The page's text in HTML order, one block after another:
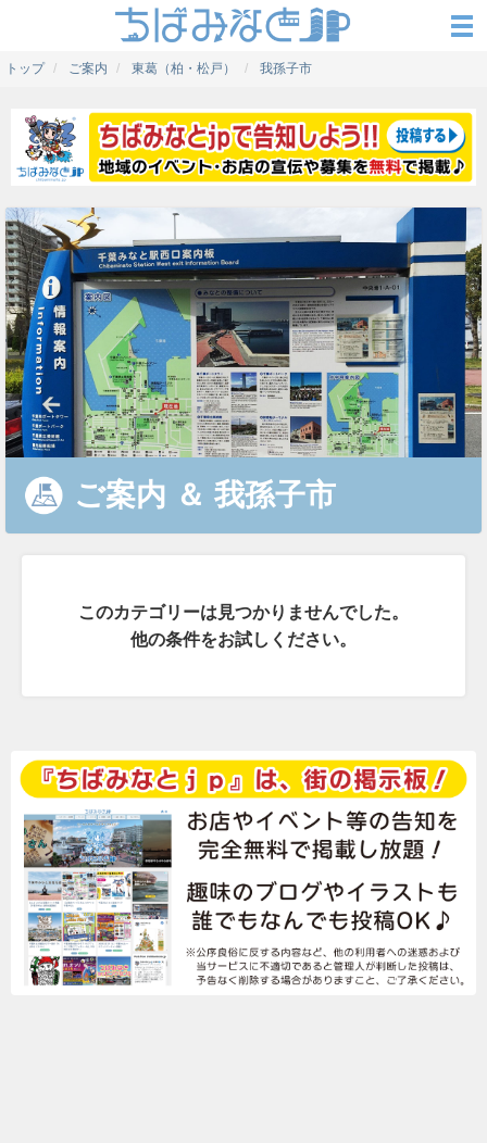
トップ ご案内 東葛（柏・松戸） 我孫子市
ご案内 ＆ 我孫子市
このカテゴリーは見つかりませんでした。
他の条件をお試しください。